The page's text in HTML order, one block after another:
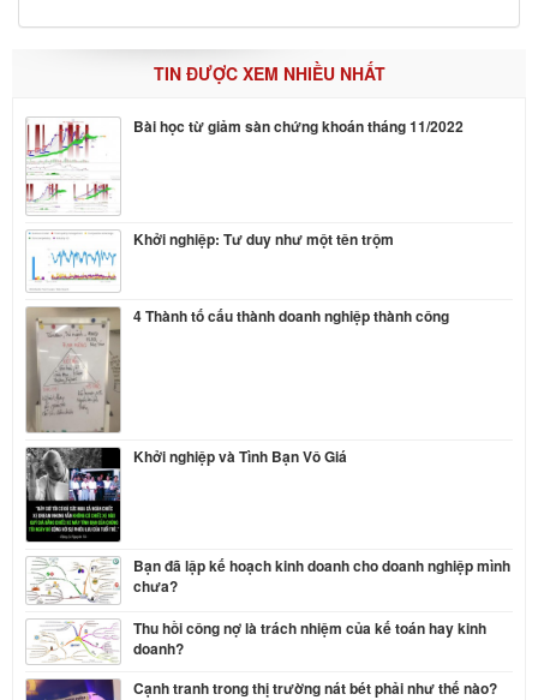
TIN ĐƯỢC XEM NHIỀU NHẤT
Bài học từ giảm sàn chứng khoán tháng 11/2022
Khởi nghiệp: Tư duy như một tên trộm
4 Thành tố cấu thành doanh nghiệp thành công
Khởi nghiệp và Tình Bạn Vô Giá
Bạn đã lập kế hoạch kinh doanh cho doanh nghiệp mình
chưa?
Thu hồi công nợ là trách nhiệm của kế toán hay kinh
doanh?
Cạnh tranh trong thị trường nát bét phải như thế nào?